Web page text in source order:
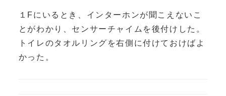
１Fにいるとき、インターホンが聞こえないこ
とがわかり、センサーチャイムを後付けした。
トイレのタオルリングを右側に付けておけばよ
かった。